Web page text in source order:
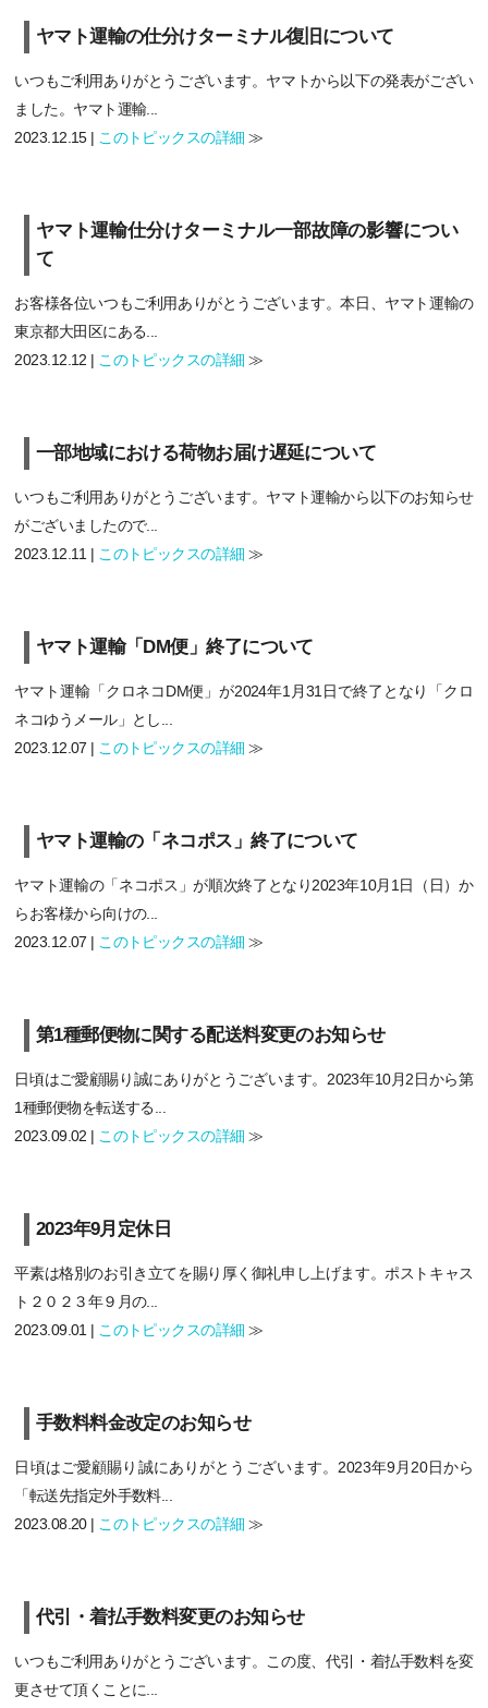
ヤマト運輸の仕分けターミナル復旧について
いつもご利用ありがとうございます。ヤマトから以下の発表がござい
ました。ヤマト運輸...
2023.12.15 | このトピックスの詳細 ≫
ヤマト運輸仕分けターミナル一部故障の影響につい
て
お客様各位いつもご利用ありがとうございます。本日、ヤマト運輸の
東京都大田区にある...
2023.12.12 | このトピックスの詳細 ≫
一部地域における荷物お届け遅延について
いつもご利用ありがとうございます。ヤマト運輸から以下のお知らせ
がございましたので...
2023.12.11 | このトピックスの詳細 ≫
ヤマト運輸「DM便」終了について
ヤマト運輸「クロネコDM便」が2024年1月31日で終了となり「クロ
ネコゆうメール」とし...
2023.12.07 | このトピックスの詳細 ≫
ヤマト運輸の「ネコポス」終了について
ヤマト運輸の「ネコポス」が順次終了となり2023年10月1日（日）か
らお客様から向けの...
2023.12.07 | このトピックスの詳細 ≫
第1種郵便物に関する配送料変更のお知らせ
日頃はご愛顧賜り誠にありがとうございます。2023年10月2日から第
1種郵便物を転送する...
2023.09.02 | このトピックスの詳細 ≫
2023年9月定休日
平素は格別のお引き立てを賜り厚く御礼申し上げます。ポストキャス
ト２０２３年９月の...
2023.09.01 | このトピックスの詳細 ≫
手数料料金改定のお知らせ
日頃はご愛顧賜り誠にありがとうございます。2023年9月20日から
「転送先指定外手数料...
2023.08.20 | このトピックスの詳細 ≫
代引・着払手数料変更のお知らせ
いつもご利用ありがとうございます。この度、代引・着払手数料を変
更させて頂くことに...